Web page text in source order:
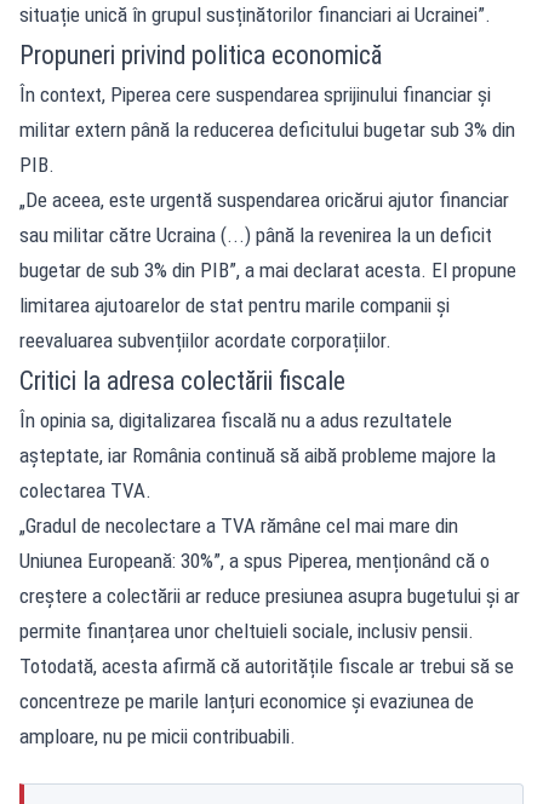
situație unică în grupul susținătorilor financiari ai Ucrainei”.
Propuneri privind politica economică
În context, Piperea cere suspendarea sprijinului financiar și
militar extern până la reducerea deficitului bugetar sub 3% din
PIB.
„De aceea, este urgentă suspendarea oricărui ajutor financiar
sau militar către Ucraina (...) până la revenirea la un deficit
bugetar de sub 3% din PIB”, a mai declarat acesta. El propune
limitarea ajutoarelor de stat pentru marile companii și
reevaluarea subvențiilor acordate corporațiilor.
Critici la adresa colectării fiscale
În opinia sa, digitalizarea fiscală nu a adus rezultatele
așteptate, iar România continuă să aibă probleme majore la
colectarea TVA.
„Gradul de necolectare a TVA rămâne cel mai mare din
Uniunea Europeană: 30%”, a spus Piperea, menționând că o
creștere a colectării ar reduce presiunea asupra bugetului și ar
permite finanțarea unor cheltuieli sociale, inclusiv pensii.
Totodată, acesta afirmă că autoritățile fiscale ar trebui să se
concentreze pe marile lanțuri economice și evaziunea de
amploare, nu pe micii contribuabili.